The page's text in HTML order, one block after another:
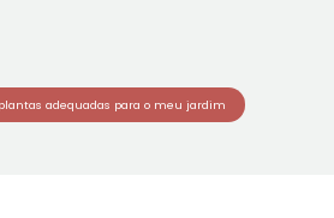
adequadas para o meu jardim